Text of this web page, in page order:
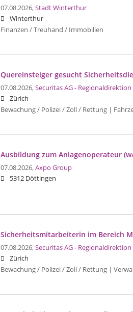
07.08.2026,Stadt Winterthur
Winterthur
Finanzen / Treuhand / Immobilien
Quereinsteiger gesucht
07.08.2026,Securitas AG - Regionaldirektion
Zürich
Bewachung / Polizei / Zoll / Rettung |
Ausbildung zum Anlagenoperateur
07.08.2026,Axpo Group
5312 Döttingen
Sicherheitsmitarbeiterin im Bereich
07.08.2026,Securitas AG - Regionaldirektion
Zürich
Bewachung / Polizei / Zoll / Rettung |